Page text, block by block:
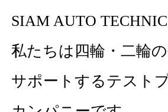
SIAM AUTO
私たちは四輪・二輪
サポートするテスト